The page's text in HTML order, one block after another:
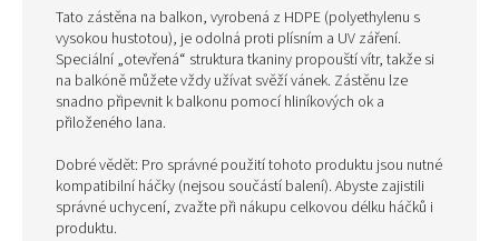
Tato zástěna na balkon, vyrobená z HDPE (polyethylenu s
vysokou hustotou), je odolná proti plísním a UV záření.
Speciální „otevřená“ struktura tkaniny propouští vítr, takže si
na balkóně můžete vždy užívat svěží vánek. Zástěnu lze
snadno připevnit k balkonu pomocí hliníkových ok a
přiloženého lana.
Dobré vědět: Pro správné použití tohoto produktu jsou nutné
kompatibilní háčky (nejsou součástí balení). Abyste zajistili
správné uchycení, zvažte při nákupu celkovou délku háčků i
produktu.